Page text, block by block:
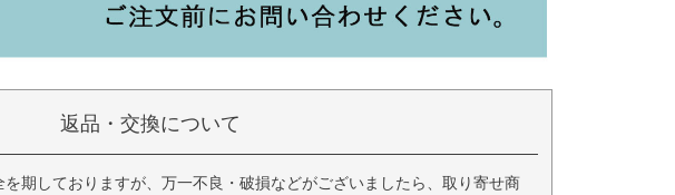
返品・交換について
期しておりますが、万一不良・破損などがございましたら、取り寄せ商